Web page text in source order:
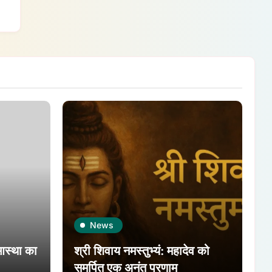
का
News
श्री शिवाय नमस्तुभ्यं: महादेव को
समर्पित एक अनंत प्रणाम